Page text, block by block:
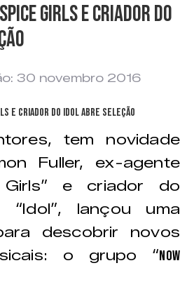
Girls e criador do
30 novembro 2016
tem novidade
Fuller, ex-agente
Girls” e criador do
“Idol”, lançou uma
descobrir novos
o grupo “Now